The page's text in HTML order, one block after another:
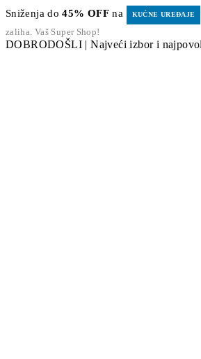
Sniženja do45% OFF na KUĆNE UREĐAJE
zaliha. Vaš Super Shop!
DOBRODOŠLI | Najveći izbor i